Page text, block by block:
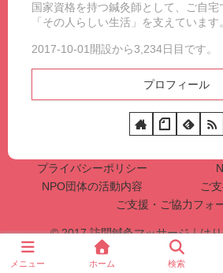
国家資格を持つ鍼灸師として、ご自宅
「その人らしい生活」を支えています。
2017-10-01開設から3,234日目です。
プロフィール
プライバシーポリシー
NPO団体の活動内容
ご
ご支援・ご協力フォ
© 2017 訪問鍼灸マッサージ｜は
メニュー ホーム 検索